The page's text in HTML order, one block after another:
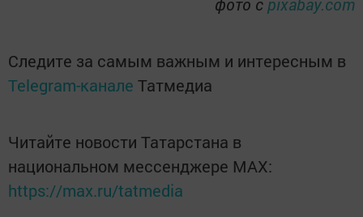
Следите за самым важным и интересным в
Telegram-канале Татмедиа
Читайте новости Татарстана в
национальном мессенджере MАХ:
https://max.ru/tatmedia